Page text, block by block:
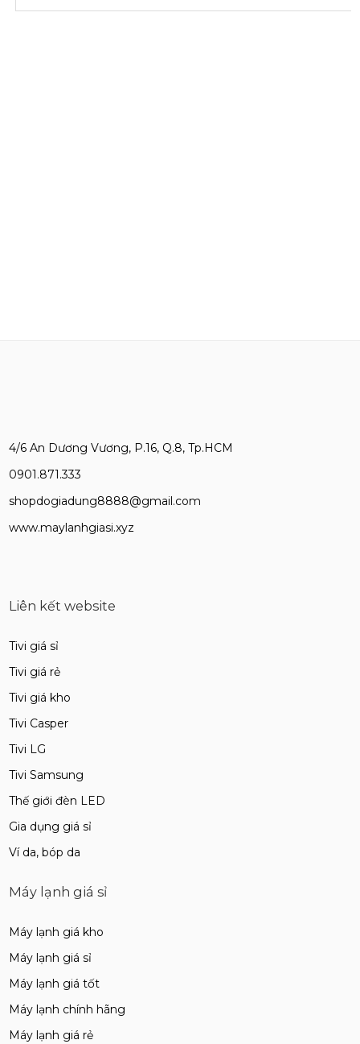
4/6 An Dương Vương, P.16, Q.8, Tp.HCM
0901.871.333
shopdogiadung8888@gmail.com
www.maylanhgiasi.xyz
Liên kết website
Tivi giá sỉ
Tivi giá rẻ
Tivi giá kho
Tivi Casper
Tivi LG
Tivi Samsung
Thế giới đèn LED
Gia dụng giá sỉ
Ví da, bóp da
Máy lạnh giá sỉ
Máy lạnh giá kho
Máy lạnh giá sỉ
Máy lạnh giá tốt
Máy lạnh chính hãng
Máy lạnh giá rẻ